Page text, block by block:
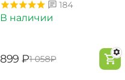
184
В наличии
‍899‍ ₽‍1 058‍₽